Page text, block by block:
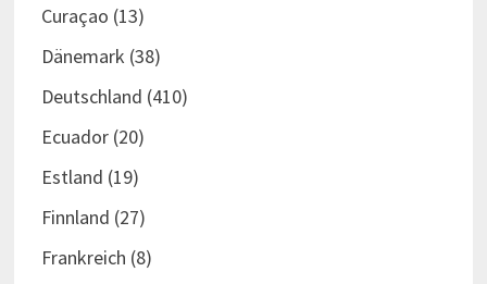
Curaçao (13)
Dänemark (38)
Deutschland (410)
Ecuador(20)
Estland (19)
Finnland (27)
Frankreich (8)